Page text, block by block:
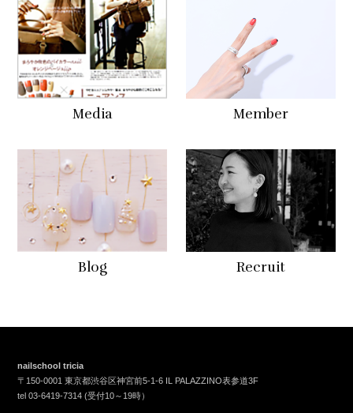
Media Member
Blog Recruit
nailschool tricia
〒150-0001 東京都渋谷区神宮前5-1-6 IL PALAZZINO表参道3F
tel03-6419-7314 (受付10～19時）